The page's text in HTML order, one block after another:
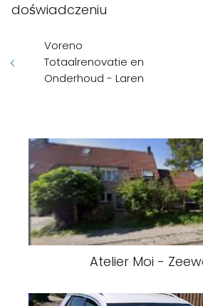
doświadczeniu
Voreno
Totaalrenovatie en
Onderhoud - Laren
Atelier Moi -